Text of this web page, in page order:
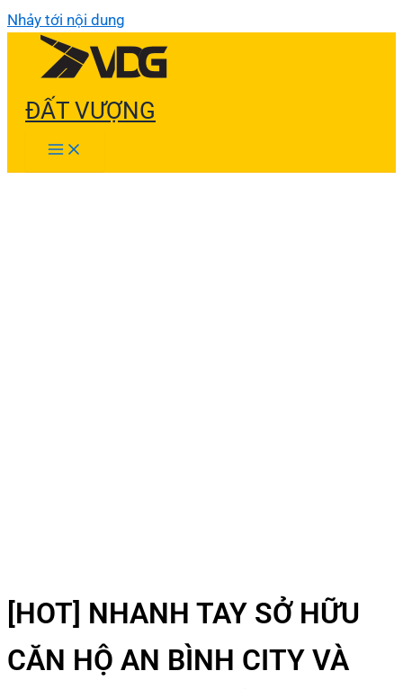
Nhảy tới nội dung
ĐẤT VƯỢNG
[HOT] NHANH TAY SỞ HỮU
CĂN HỘ AN BÌNH CITY VÀ